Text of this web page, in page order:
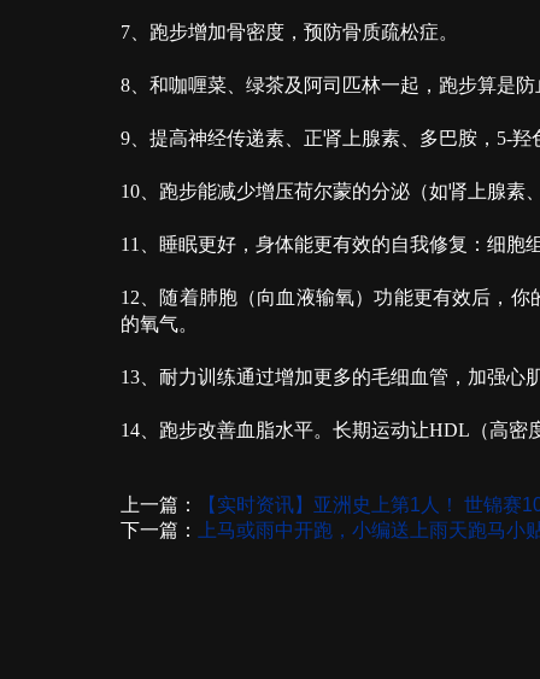
7、跑步增加骨密度，预防骨质疏松症。
8、和咖喱菜、绿茶及阿司匹林一起，跑步算是
9、提高神经传递素、正肾上腺素、多巴胺，5-
10、跑步能减少增压荷尔蒙的分泌（如肾上腺
11、睡眠更好，身体能更有效的自我修复：细胞
12、随着肺胞（向血液输氧）功能更有效后，
的氧气。
13、耐力训练通过增加更多的毛细血管，加强
14、跑步改善血脂水平。长期运动让HDL（高密
上一篇：
【实时资讯】亚洲史上第1人！ 世锦赛
下一篇：
上马或雨中开跑，小编送上雨天跑马小